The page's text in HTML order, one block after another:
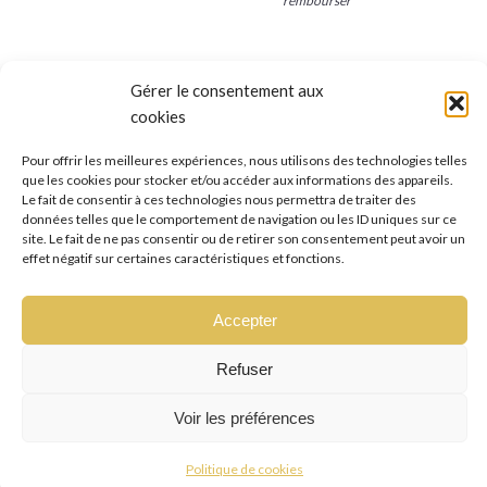
Gérer le consentement aux
cookies
Pour offrir les meilleures expériences, nous utilisons des technologies telles
que les cookies pour stocker et/ou accéder aux informations des appareils.
Le fait de consentir à ces technologies nous permettra de traiter des
données telles que le comportement de navigation ou les ID uniques sur ce
site. Le fait de ne pas consentir ou de retirer son consentement peut avoir un
effet négatif sur certaines caractéristiques et fonctions.
Accepter
Refuser
Voir les préférences
Politique de cookies
Copyright © Mawu-beauty.com
Made by studio Antipolis.euin2026